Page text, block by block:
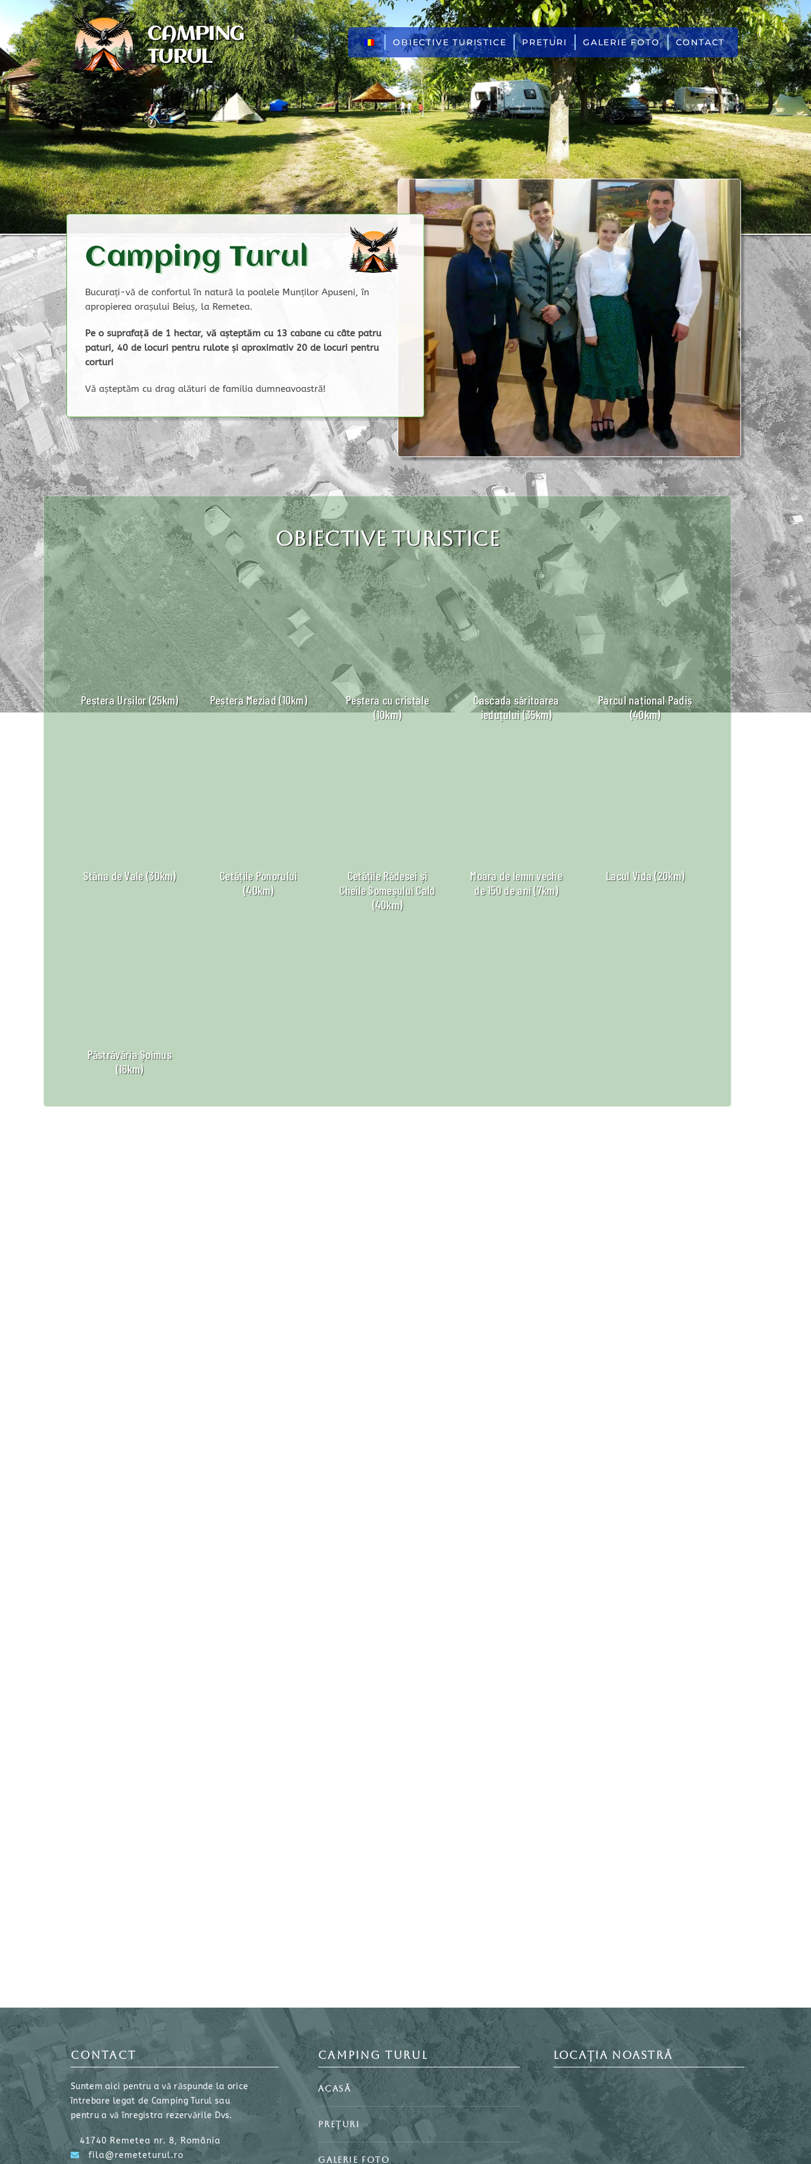
CAMPING
TURUL
OBIECTIVE TURISTICE PREȚURI GALERIE FOTO CONTACT
Camping Turul
Bucurați-vă de confortul în natură la poalele Munților Apuseni, în
apropierea orașului Beiuș, la Remetea.
Pe o suprafață de 1 hectar, vă așteptăm cu 13 cabane cu câte patru
paturi, 40 de locuri pentru rulote și aproximativ 20 de locuri pentru
corturi
Vă așteptăm cu drag alături de familia dumneavoastră!
Obiective turistice
Peștera Urșilor (25km) Peștera Meziad (10km)
Peștera cu cristale
(10km)
Cascada săritoarea
ieduțului (35km)
Parcul național Padiș
(40km)
Stâna de Vale (30km)
Cetățile Ponorului
(40km)
Cetățile Rădesei și
Cheile Someșului Cald
(40km)
Moara de lemn veche
de 150 de ani (7km)
Lacul Vida (20km)
Păstrăvăria Șoimus
(16km)
CONTACT
Suntem aici pentru a vă răspunde la orice
întrebare legat de Camping Turul sau
pentru a vă înregistra rezervările Dvs.
41740 Remetea nr. 8, România
fila@remeteturul.ro
CAMPING TURUL
ACASĂ
PREȚURI
GALERIE FOTO
LOCAȚIA NOASTRĂ